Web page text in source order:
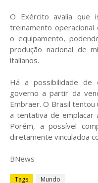
O Exército avalia que
treinamento
o equipamento,
produção nacional de
italianos.
Há a possibilidade de
governo a partir da
Embraer. O Brasil
a tentativa de emplacar
Porém, a possível
diretamente vinculadoa
BNews
Tags Mundo